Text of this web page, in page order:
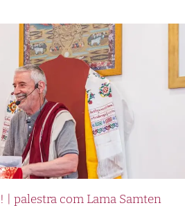
| palestra com Lama Samten